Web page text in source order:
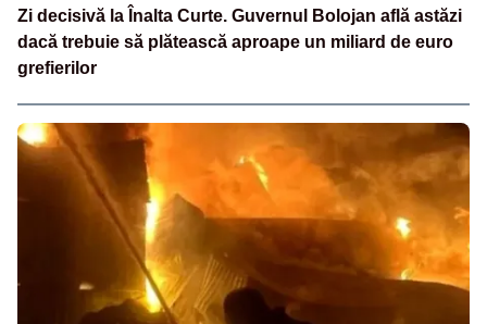
Zi decisivă la Înalta Curte. Guvernul Bolojan află astăzi
dacă trebuie să plătească aproape un miliard de euro
grefierilor